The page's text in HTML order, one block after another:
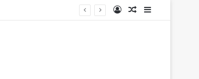
Log InRandom Article
Sidebar